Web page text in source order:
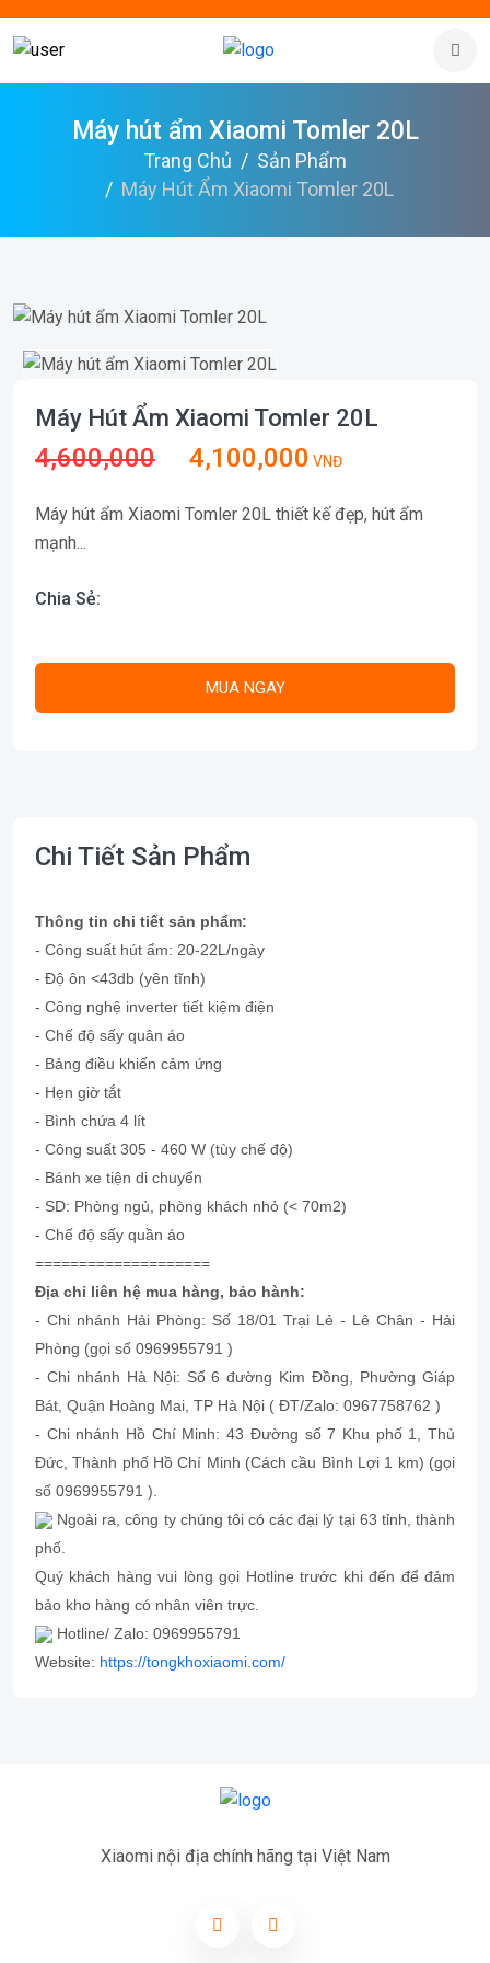
Máy hút ẩm Xiaomi Tomler 20L
Trang Chủ
Sản Phẩm
Máy Hút Ẩm Xiaomi Tomler 20L
Máy Hút Ẩm Xiaomi Tomler 20L
4,600,000 4,100,000 VNĐ
Máy hút ẩm Xiaomi Tomler 20L thiết kế đẹp, hút ẩm
mạnh...
Chia Sẻ:
MUA NGAY
Chi Tiết Sản Phẩm
Thông tin chi tiết sản phẩm:
- Công suất hút ẩm: 20-22L/ngày
- Độ ôn <43db (yên tĩnh)
- Công nghệ inverter tiết kiệm điện
- Chế độ sấy quân áo
- Bảng điều khiến cảm ứng
- Hẹn giờ tắt
- Bình chứa 4 lít
- Công suất 305 - 460 W (tùy chế độ)
- Bánh xe tiện di chuyển
- SD: Phòng ngủ, phòng khách nhỏ (< 70m2)
- Chế độ sấy quần áo
====================
Địa chỉ liên hệ mua hàng, bảo hành:
- Chi nhánh Hải Phòng: Số 18/01 Trại Lẻ - Lê Chân - Hải
Phòng (gọi số 0969955791 )
- Chi nhánh Hà Nội: Số 6 đường Kim Đồng, Phường Giáp
Bát, Quận Hoàng Mai, TP Hà Nội ( ĐT/Zalo: 0967758762 )
- Chi nhánh Hồ Chí Minh: 43 Đường số 7 Khu phố 1, Thủ
Đức, Thành phố Hồ Chí Minh (Cách cầu Bình Lợi 1 km) (gọi
số 0969955791 ).
Ngoài ra, công ty chúng tôi có các đại lý tại 63 tỉnh, thành
phố.
Quý khách hàng vui lòng gọi Hotline trước khi đến để đảm
bảo kho hàng có nhân viên trực.
Hotline/ Zalo: 0969955791
Website: https://tongkhoxiaomi.com/
Xiaomi nội địa chính hãng tại Việt Nam